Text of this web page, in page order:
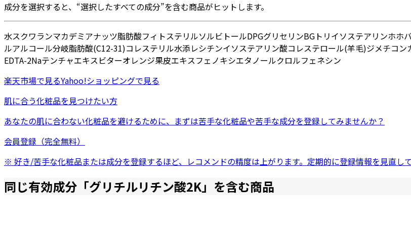
成分を選択すると、“選択したすべての成分”を含む商品がヒットします。
水スクワランマカデミアナッツ脂肪酸フィトステリルソルビトールDPGグリセリンBG トリイソステアリンホホ
ルアルコール分岐脂肪酸(C12-31)コレステリル水添レシチンイソステアリン酸コレステロール(羊毛)ジメチコン
EDTA-2Naテンチャエキスビターオレンジ果皮エキスフェノキシエタノールクロルフェネシン
楽天市場で見るYahoo!ショッピングで見る
肌に合う化粧品を見つけたい方
あなたの肌に合わない化粧品を避けるために、まずは苦手な化粧品や苦手な成分を登録してみませんか？
会員登録（完全無料）
※ 好き/苦手な化粧品または成分を登録するほど、レコメンドの精度は上がります。定期的に登録情報を見直し
同じ有効成分「グリチルリチン酸2K」を含む商品